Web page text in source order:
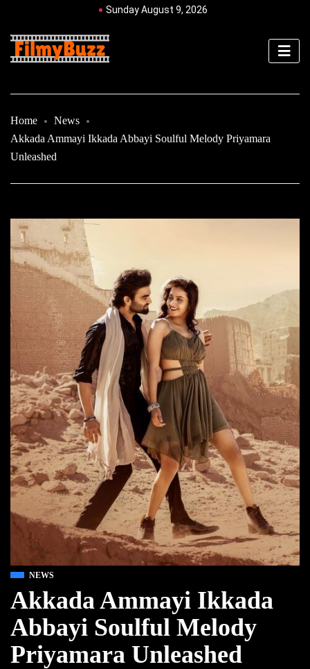
Sunday August 9, 2026
Home
News
Akkada Ammayi Ikkada Abbayi Soulful Melody Priyamara
Unleashed
NEWS
Akkada Ammayi Ikkada
Abbayi Soulful Melody
Priyamara Unleashed